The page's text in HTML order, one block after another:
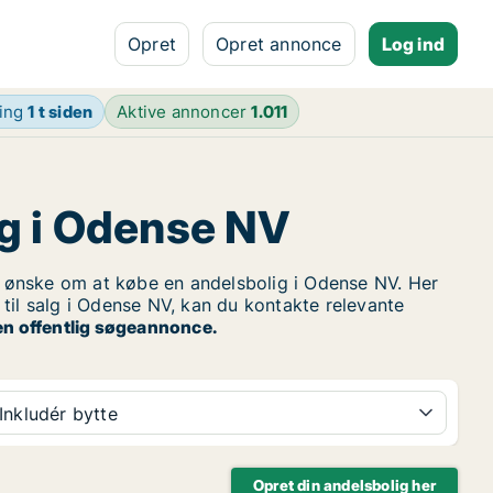
Opret Opret annonce Log ind
1 t siden Aktive annoncer1.011
i Odense NV
ønske om at købe en andelsbolig i Odense NV. Her
salg i Odense NV, kan du kontakte relevante
offentlig søgeannonce.
Inkludér bytte
Opret din andelsbolig her